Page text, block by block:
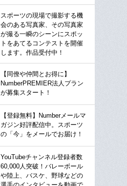
スポーツの現場で撮影する機
会のある写真家、その写真家
が撮る一瞬のシーンにスポッ
トをあてるコンテストを開催
します。作品受付中！
【同僚や仲間とお得に】
NumberPREMIER法人プラン
が募集スタート！
【登録無料】Numberメールマ
ガジン好評配信中。スポーツ
の「今」をメールでお届け！
YouTubeチャンネル登録者数
60,000人突破！バレーボール
や陸上、バスケ、野球などの